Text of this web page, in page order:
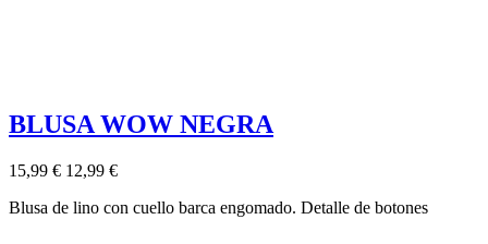
BLUSA WOW NEGRA
15,99 € 12,99 €
Blusa de lino con cuello barca engomado. Detalle de botones